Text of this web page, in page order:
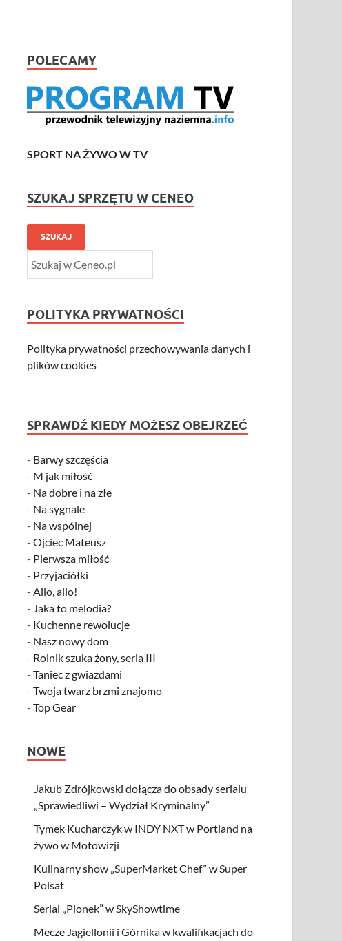
POLECAMY
SPORT NA ŻYWO W TV
SZUKAJ SPRZĘTU W CENEO
SZUKAJ
POLITYKA PRYWATNOŚCI
Polityka prywatności przechowywania danych i
plików cookies
SPRAWDŹ KIEDY MOŻESZ OBEJRZEĆ
- Barwy szczęścia
- M jak miłość
- Na dobre i na złe
- Na sygnale
- Na wspólnej
-Ojciec Mateusz
- Pierwsza miłość
- Przyjaciółki
-Allo, allo!
- Jaka to melodia?
- Kuchenne rewolucje
- Nasz nowy dom
- Rolnik szuka żony, seria III
-Taniec z gwiazdami
-Twoja twarz brzmi znajomo
-Top Gear
NOWE
Jakub Zdrójkowski dołącza do obsady serialu
„Sprawiedliwi – Wydział Kryminalny”
Tymek Kucharczyk w INDY NXT w Portland na
żywo w Motowizji
Kulinarny show „SuperMarket Chef” w Super
Polsat
Serial „Pionek” w SkyShowtime
Mecze Jagiellonii i Górnika w kwalifikacjach do